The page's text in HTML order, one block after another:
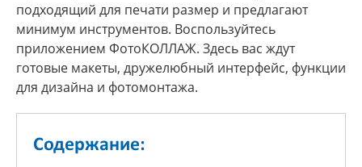
подходящий для печати размер и предлагают
минимум инструментов. Воспользуйтесь
приложением ФотоКОЛЛАЖ. Здесь вас ждут
готовые макеты, дружелюбный интерфейс, функции
для дизайна и фотомонтажа.
Содержание: